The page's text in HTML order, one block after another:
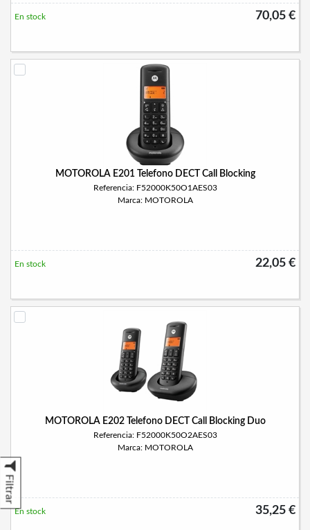
Filtrar
70,05 €
En stock
MOTOROLA E201 Telefono DECT Call Blocking
Referencia: F52000K50O1AES03
Marca: MOTOROLA
22,05 €
En stock
MOTOROLA E202 Telefono DECT Call Blocking Duo
Referencia: F52000K50O2AES03
Marca: MOTOROLA
35,25 €
En stock